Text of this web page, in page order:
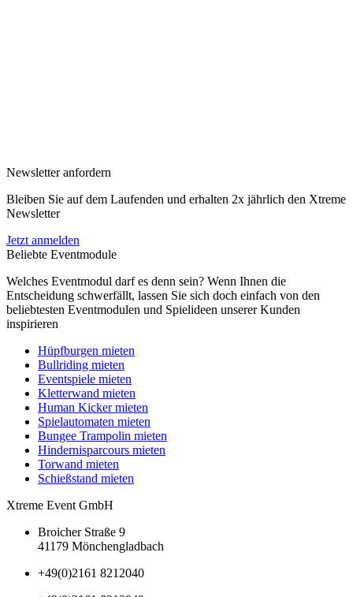
Newsletter anfordern
Bleiben Sie auf dem Laufenden und erhalten 2x jährlich den Xtreme
Newsletter
Jetzt anmelden
Beliebte Eventmodule
Welches Eventmodul darf es denn sein? Wenn Ihnen die
Entscheidung schwerfällt, lassen Sie sich doch einfach von den
beliebtesten Eventmodulen und Spielideen unserer Kunden
inspirieren
Hüpfburgen mieten
Bullriding mieten
Eventspiele mieten
Kletterwand mieten
Human Kicker mieten
Spielautomaten mieten
Bungee Trampolin mieten
Hindernisparcours mieten
Torwand mieten
Schießstand mieten
Xtreme Event GmbH
Broicher Straße 9
41179 Mönchengladbach
+49(0)2161 8212040